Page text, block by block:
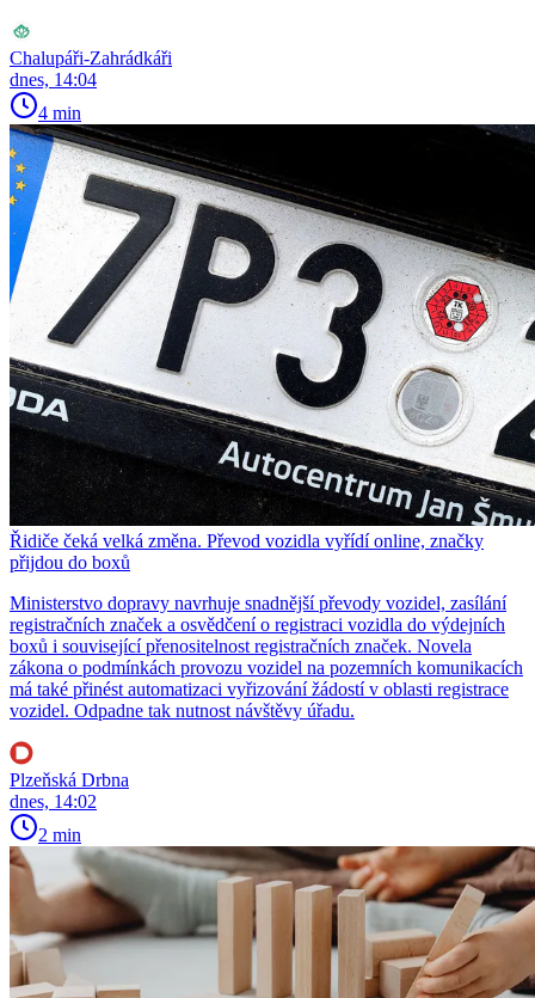
Chalupáři-Zahrádkáři
dnes, 14:04
4 min
Řidiče čeká velká změna. Převod vozidla vyřídí online, značky
přijdou do boxů
Ministerstvo dopravy navrhuje snadnější převody vozidel, zasílání
registračních značek a osvědčení o registraci vozidla do výdejních
boxů i související přenositelnost registračních značek. Novela
zákona o podmínkách provozu vozidel na pozemních komunikacích
má také přinést automatizaci vyřizování žádostí v oblasti registrace
vozidel. Odpadne tak nutnost návštěvy úřadu.
Plzeňská Drbna
dnes, 14:02
2 min